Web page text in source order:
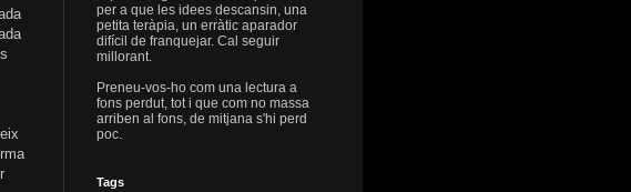
per a que les idees descansin, una
petita teràpia, un erràtic aparador
difícil de franquejar. Cal seguir
millorant.
Preneu-vos-ho com una lectura a
fons perdut, tot i que com no massa
arriben al fons, de mitjana s'hi perd
poc.
Tags